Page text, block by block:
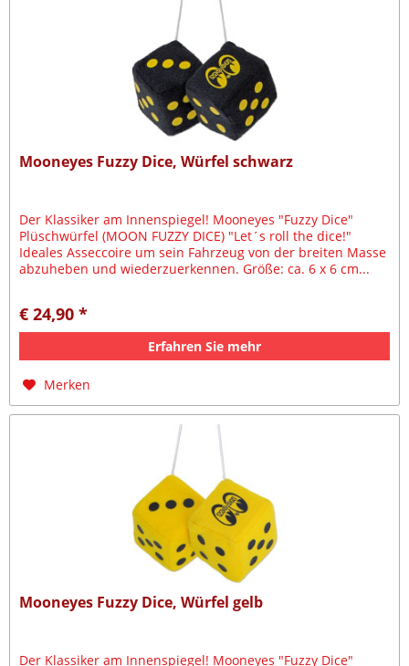
Mooneyes Fuzzy Dice, Würfel schwarz
Der Klassiker am Innenspiegel! Mooneyes "Fuzzy Dice"
Plüschwürfel (MOON FUZZY DICE) "Let´s roll the dice!"
Ideales Asseccoire um sein Fahrzeug von der breiten Masse
abzuheben und wiederzuerkennen. Größe: ca. 6 x 6 cm...
€ 24,90 *
Erfahren Sie mehr
Merken
Mooneyes Fuzzy Dice, Würfel gelb
Der Klassiker am Innenspiegel! Mooneyes "Fuzzy Dice"